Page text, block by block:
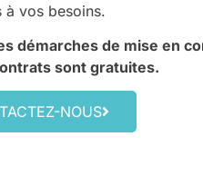
à vos besoins.
démarches de mise en
sont gratuites.
NOUS